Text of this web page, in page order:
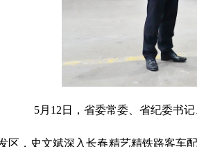
5月12日，省委常委、省纪委书
，史文斌深入长春精艺精铁路客车配